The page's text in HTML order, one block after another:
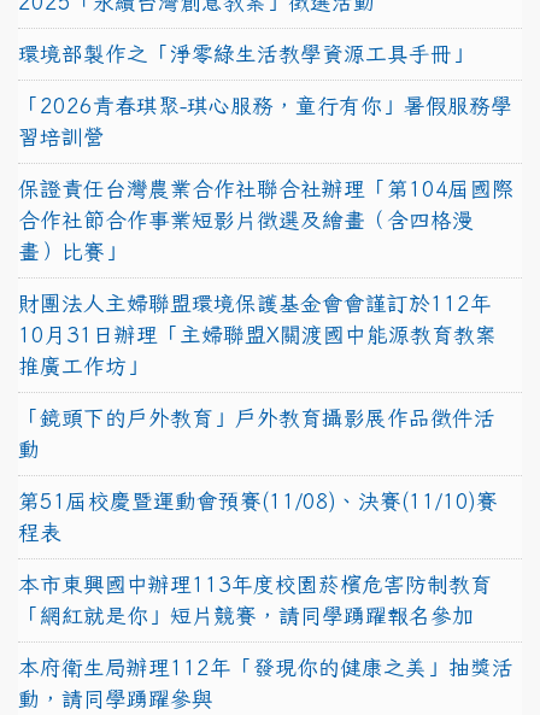
環境部製作之「淨零綠生活教學資源工具手冊」
「2026青春琪聚-琪心服務，童行有你」暑假服務學
習培訓營
保證責任台灣農業合作社聯合社辦理「第104屆國際
合作社節合作事業短影片徵選及繪畫（含四格漫
畫）比賽」
財團法人主婦聯盟環境保護基金會會謹訂於112年
10月31日辦理「主婦聯盟X關渡國中能源教育教案
推廣工作坊」
「鏡頭下的戶外教育」戶外教育攝影展作品徵件活
動
第51屆校慶暨運動會預賽(11/08)、決賽(11/10)賽
程表
本市東興國中辦理113年度校園菸檳危害防制教育
「網紅就是你」短片競賽，請同學踴躍報名參加
本府衛生局辦理112年「發現你的健康之美」抽獎活
動，請同學踴躍參與